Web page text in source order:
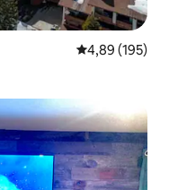
Prosječna
4,89 (195)